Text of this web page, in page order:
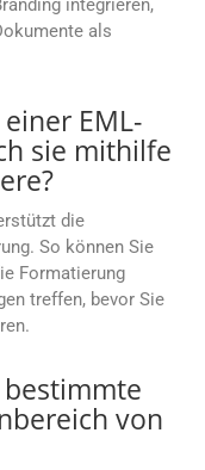
integrieren,
als
EML-
sie mithilfe
die
So können Sie
Formatierung
treffen, bevor Sie
von